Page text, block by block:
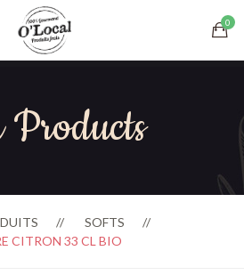
SOFTS
CITRON 33 CL BIO